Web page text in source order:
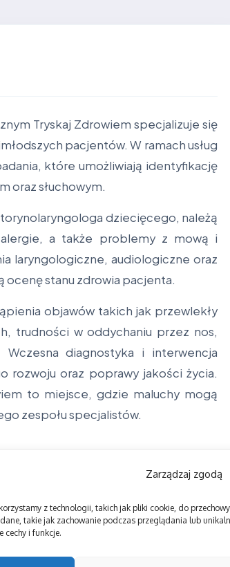
Zarządzaj zgodą
z technologii, takich jak pliki cookie, do
takie jak zachowanie podczas przeglądania lub
cechy i funkcje.
Tryskaj Zdrowiem specjalizuje się
pacjentów. W ramach usług
które umożliwiają identyfikację
oraz słuchowym.
dziecięcego, należą
a także problemy z mową i
laryngologiczne, audiologiczne oraz
ocenę stanu zdrowia pacjenta.
objawów takich jak przewlekły
trudności w oddychaniu przez nos,
diagnostyka i interwencja
rozwoju oraz poprawy jakości życia.
to miejsce, gdzie maluchy mogą
zespołu specjalistów.